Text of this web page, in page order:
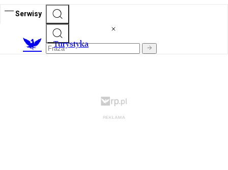
Serwisy
Turystyka